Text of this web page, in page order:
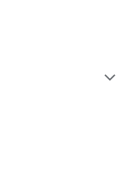
expand_more